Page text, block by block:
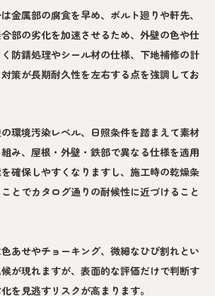
金属部の腐食を早め、ボルト廻りや軒先、
部の劣化を加速させるため、外壁の色や仕
く防錆処理やシール材の仕様、下地補修の計
策が長期耐久性を左右する点を強調してお
環境汚染レベル、日照条件を踏まえて素材
み、屋根・外壁・鉄部で異なる仕様を適用
確保しやすくなりますし、施工時の乾燥条
とでカタログ通りの耐候性に近づけること
あせやチョーキング、微細なひび割れとい
が現れますが、表面的な評価だけで判断す
を見逃すリスクが高まります。